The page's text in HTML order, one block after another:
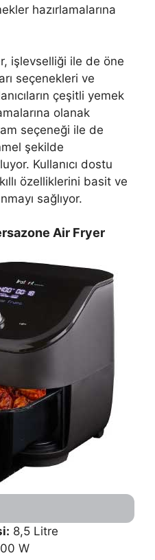
hazırlamalarına
işlevselliği ile de öne
seçenekleri ve
çeşitli yemek
olanak
seçeneği ile de
şekilde
Kullanıcı dostu
özelliklerini basit ve
sağlıyor.
Air Fryer
8,5 Litre
W